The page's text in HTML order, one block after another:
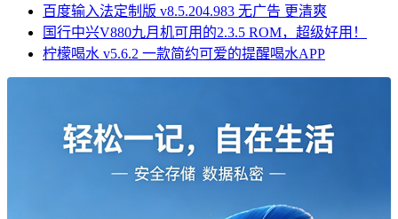
百度输入法定制版 v8.5.204.983 无广告 更清爽
国行中兴V880九月机可用的2.3.5 ROM，超级好用！
柠檬喝水 v5.6.2 一款简约可爱的提醒喝水APP